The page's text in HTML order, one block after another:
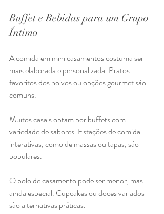
Buffet e Bebidas para um Grupo
Íntimo
A comida em mini casamentos costuma ser
mais elaborada e personalizada. Pratos
favoritos dos noivos ou opções gourmet são
comuns.
Muitos casais optam por buffets com
variedade de sabores. Estações de comida
interativas, como de massas ou tapas, são
populares.
O bolo de casamento pode ser menor, mas
ainda especial. Cupcakes ou doces variados
são alternativas práticas.